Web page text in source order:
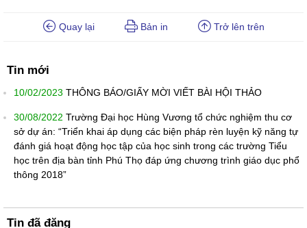
Quay lại Bản in Trở lên trên
Tin mới
10/02/2023 THÔNG BÁO/GIẤY MỜI VIẾT BÀI HỘI THẢO
30/08/2022 Trường Đại học Hùng Vương tổ chức nghiệm thu cơ
sở dự án: “Triển khai áp dụng các biện pháp rèn luyện kỹ năng tự
đánh giá hoạt động học tập của học sinh trong các trường Tiểu
học trên địa bàn tỉnh Phú Thọ đáp ứng chương trình giáo dục phổ
thông 2018”
Tin đã đăng